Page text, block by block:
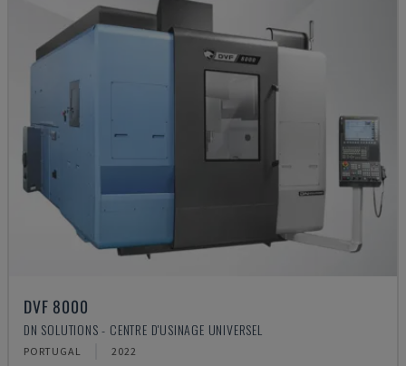
DVF 8000
DN SOLUTIONS - CENTRE D'USINAGE UNIVERSEL
PORTUGAL 2022